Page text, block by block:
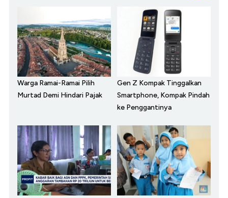
Warga Ramai-Ramai Pilih
Murtad Demi Hindari Pajak
Gen Z Kompak Tinggalkan
Smartphone, Kompak Pindah
ke Penggantinya